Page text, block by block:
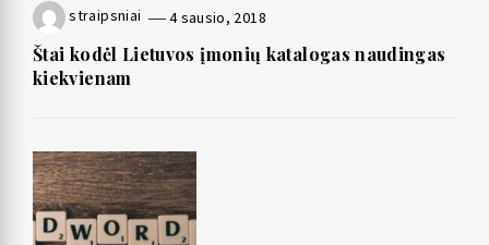
straipsniai 4 sausio, 2018
Štai kodėl Lietuvos įmonių katalogas naudingas
kiekvienam